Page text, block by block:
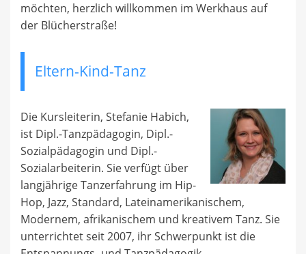
möchten, herzlich willkommen im Werkhaus auf
der Blücherstraße!
Eltern-Kind-Tanz
Die Kursleiterin, Stefanie Habich,
ist Dipl.-Tanzpädagogin, Dipl.-
Sozialpädagogin und Dipl.-
Sozialarbeiterin. Sie verfügt über
langjährige Tanzerfahrung im Hip-
Hop, Jazz, Standard, Lateinamerikanischem,
Modernem, afrikanischem und kreativem Tanz. Sie
unterrichtet seit 2007, ihr Schwerpunkt ist die